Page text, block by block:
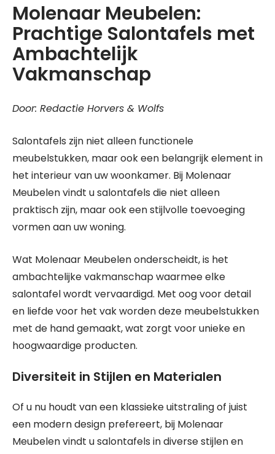
Molenaar Meubelen:
Prachtige Salontafels met
Ambachtelijk
Vakmanschap
Door: Redactie Horvers & Wolfs
Salontafels zijn niet alleen functionele
meubelstukken, maar ook een belangrijk element in
het interieur van uw woonkamer. Bij Molenaar
Meubelen vindt u salontafels die niet alleen
praktisch zijn, maar ook een stijlvolle toevoeging
vormen aan uw woning.
Wat Molenaar Meubelen onderscheidt, is het
ambachtelijke vakmanschap waarmee elke
salontafel wordt vervaardigd. Met oog voor detail
en liefde voor het vak worden deze meubelstukken
met de hand gemaakt, wat zorgt voor unieke en
hoogwaardige producten.
Diversiteit in Stijlen en Materialen
Of u nu houdt van een klassieke uitstraling of juist
een modern design prefereert, bij Molenaar
Meubelen vindt u salontafels in diverse stijlen en